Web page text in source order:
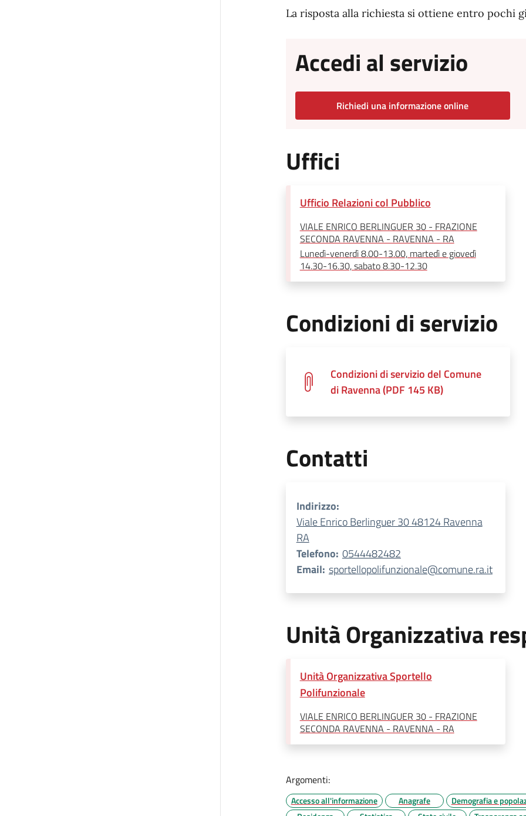
La risposta alla richiesta si ottiene entro pochi
Accedi al servizio
Richiedi una informazione online
Uffici
Ufficio Relazioni col Pubblico
VIALE ENRICO BERLINGUER 30 - FRAZIONE
SECONDA RAVENNA - RAVENNA - RA
Lunedì-venerdì 8.00-13.00, martedì e giovedì
14.30-16.30, sabato 8.30-12.30
Condizioni di servizio
Condizioni di servizio del Comune
di Ravenna (PDF 145 KB)
Contatti
Indirizzo:
Viale Enrico Berlinguer 30 48124 Ravenna
RA
Telefono: 0544482482
Email: sportellopolifunzionale@comune.ra.it
Unità Organizzativa
Unità Organizzativa Sportello
Polifunzionale
VIALE ENRICO BERLINGUER 30 - FRAZIONE
SECONDA RAVENNA - RAVENNA - RA
Argomenti:
Accesso all'informazione Anagrafe Demografia e